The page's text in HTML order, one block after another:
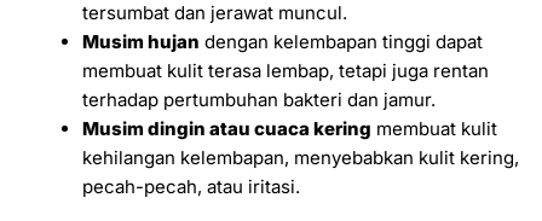
tersumbat dan jerawat muncul.
Musim hujan dengan kelembapan tinggi dapat
membuat kulit terasa lembap, tetapi juga rentan
terhadap pertumbuhan bakteri dan jamur.
Musim dingin atau cuaca kering membuat kulit
kehilangan kelembapan, menyebabkan kulit kering,
pecah-pecah, atau iritasi.